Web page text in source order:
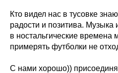
Кто видел нас в тусовке
радости и позитива. Музыка
в ностальгические
примерять футболки не
С нами хорошо))